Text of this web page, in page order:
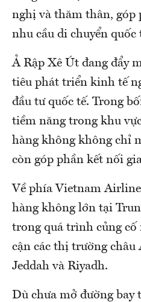
nghị và thăm thân,
nhu cầu di chuyển quốc
Ả Rập Xê Út đang đẩy
tiêu phát triển kinh tế
đầu tư quốc tế. Trong
tiềm năng trong khu
hàng không không chỉ
còn góp phần kết nối
Về phía Vietnam
hàng không lớn tại
trong quá trình củng cố
cận các thị trường châu
Jeddah và Riyadh.
Dù chưa mở đường bay